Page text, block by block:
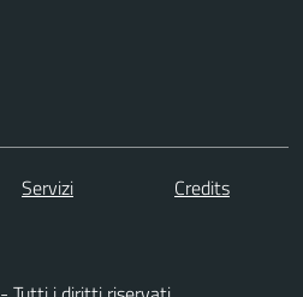
Servizi
Credits